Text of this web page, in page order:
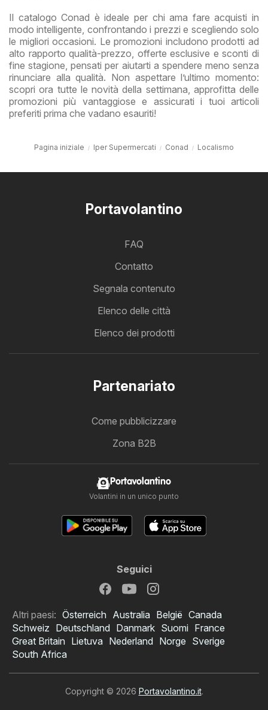
Il catalogo Conad è ideale per chi ama fare acquisti in
modo intelligente, confrontando i prezzi e scegliendo solo
le migliori occasioni. Le promozioni includono prodotti ad
alto rapporto qualità-prezzo, offerte esclusive e sconti di
fine stagione, pensati per aiutarti a spendere meno senza
rinunciare alla qualità. Non aspettare l’ultimo momento:
scopri ora tutte le novità della settimana, approfitta delle
promozioni più vantaggiose e assicurati i tuoi articoli
preferiti prima che vadano esauriti!
Pagina iniziale Iper Supermercati Conad Localismo
Portavolantino
FAQ
Contatto
Segnala contenuto
Elenco delle città
Elenco dei prodotti
Partenariato
Come pubblicizzare
Zona B2B
Portavolantino
Volantini in un unico punto
Seguici
Altri paesi: Österreich Australia België Canada
Schweiz Deutschland Danmark Suomi France
Great Britain Lietuva Nederland Norge Sverige
South Africa
Copyright © 2026 Portavolantino.it.